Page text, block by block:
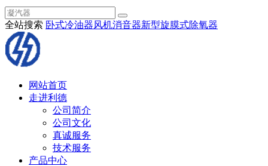
全站搜索 卧式冷油器风机消音器新型旋膜式除氧器
网站首页
走进利德
公司简介
公司文化
真诚服务
技术服务
产品中心